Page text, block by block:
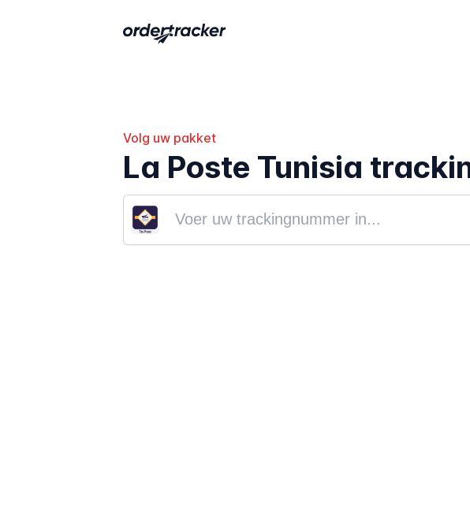
Volg uw pakket
La Poste Tunisia